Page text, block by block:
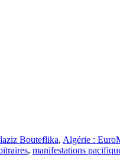
Bouteflika, Algérie :
, manifestations